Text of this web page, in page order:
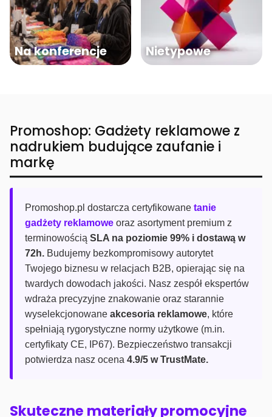
Na konferencje Nietypowe
Promoshop: Gadżety reklamowe z
nadrukiem budujące zaufanie i
markę
Promoshop.pl dostarcza certyfikowane tanie
gadżety reklamowe oraz asortyment premium z
terminowością SLA na poziomie 99% i dostawą w
72h. Budujemy bezkompromisowy autorytet
Twojego biznesu w relacjach B2B, opierając się na
twardych dowodach jakości. Nasz zespół ekspertów
wdraża precyzyjne znakowanie oraz starannie
wyselekcjonowane akcesoria reklamowe, które
spełniają rygorystyczne normy użytkowe (m.in.
certyfikaty CE, IP67). Bezpieczeństwo transakcji
potwierdza nasz ocena 4.9/5 w TrustMate.
Skuteczne materiały promocyjne